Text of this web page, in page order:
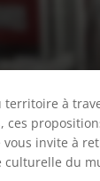
territoire à
invite à
culturelle du